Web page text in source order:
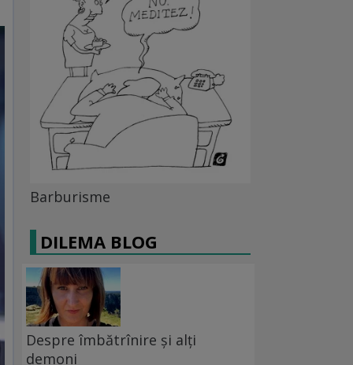
Barburisme
DILEMA BLOG
Despre îmbătrînire și alți
demoni